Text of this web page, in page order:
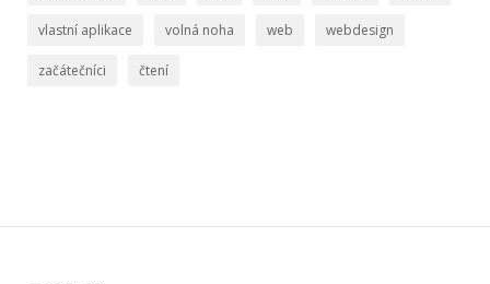
vlastní aplikace volná noha web webdesign
začátečníci čtení